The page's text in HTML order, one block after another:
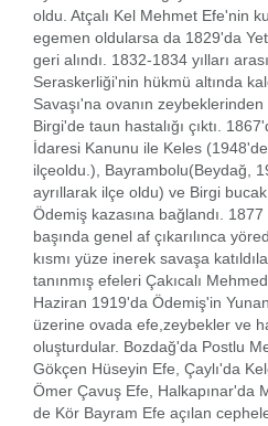
oldu. Atçalı Kel Mehmet Efe'nin
egemen oldularsa da 1829'da
geri alındı. 1832-1834 yılları
Seraskerliği'nin hükmü altında
Savaşı'na ovanın
Birgi'de taun hastalığı çıktı.
İdaresi Kanunu ile Keles
ilçeoldu.), Bayrambolu(Beydağ,
ayrıllarak ilçe oldu) ve Birgi
Ödemiş kazasına bağlandı. 1877
başında genel af çıkarılınca
kısmı yüze inerek savaşa
tanınmış efeleri Çakıcalı
Haziran 1919'da Ödemiş'in
üzerine ovada efe,zeybekler ve
oluşturdular. Bozdağ'da Postlu
Gökçen Hüseyin Efe, Çaylı'da
Ömer Çavuş Efe, Halkapınar'da
de Kör Bayram Efe açılan